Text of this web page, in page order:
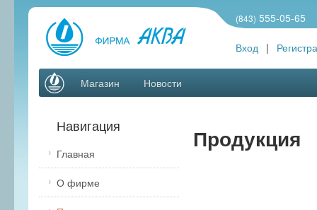
(843) 555-05-65
Вход|
Магазин Новости
Продукция
Навигация
Главная
О фирме